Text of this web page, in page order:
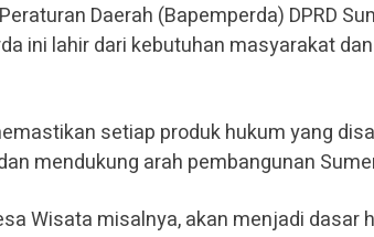
Daerah (Bapemperda) DPRD
ini lahir dari kebutuhan masyarakat
setiap produk hukum yang
mendukung arah pembangunan
Wisata misalnya, akan menjadi dasar